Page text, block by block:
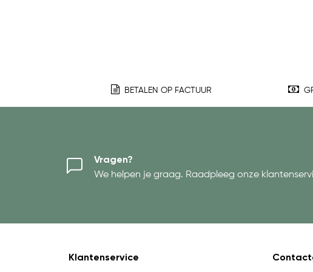
BETALEN OP FACTUUR
Vragen?
We helpen je graag. Raadpleeg onze
Klantenservice